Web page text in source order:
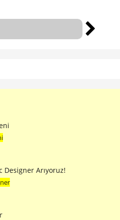
Designer Arıyoruz!